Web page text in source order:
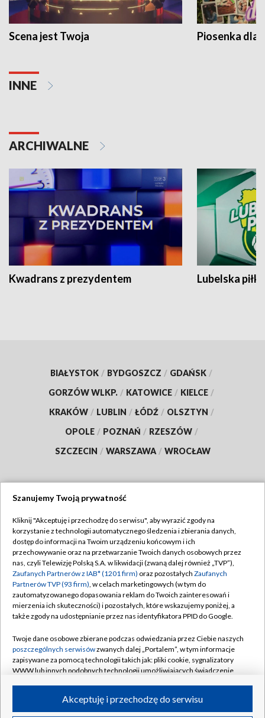
Scena jest Twoja Piosenka dla
INNE
ARCHIWALNE
Kwadrans z prezydentem Lubelska piłka
BIAŁYSTOK / BYDGOSZCZ / GDAŃSK /
GORZÓW WLKP. / KATOWICE / KIELCE /
KRAKÓW / LUBLIN / ŁÓDŹ / OLSZTYN /
OPOLE / POZNAŃ / RZESZÓW /
SZCZECIN / WARSZAWA / WROCŁAW
TVP
Abonament TVP
Emisja w TVP
Centrum informacji TVP
Naziemna Telewizja Cyfrowa
Rada Programowa
System NOS
Informacje o nadawcy
Program dla prasy
Regulamin TVP
Polityka prywatności
Moje zgody
Pomoc
Kontakt
Kanały
Szanujemy Twoją prywatność
Kliknij "Akceptuję i przechodzę do serwisu", aby wyrazić zgody na
korzystanie z technologii automatycznego śledzenia i zbierania danych,
dostęp do informacji na Twoim urządzeniu końcowym i ich
przechowywanie oraz na przetwarzanie Twoich danych osobowych przez
nas, czyli Telewizję Polską S.A. w likwidacji (zwaną dalej również „TVP”),
Zaufanych Partnerów z IAB* (1201 firm) oraz pozostałych Zaufanych
Partnerów TVP (93 firm), w celach marketingowych (w tym do
zautomatyzowanego dopasowania reklam do Twoich zainteresowań i
mierzenia ich skuteczności) i pozostałych, które wskazujemy poniżej, a
także zgody na udostępnianie przez nas identyfikatora PPID do Google.
Twoje dane osobowe zbierane podczas odwiedzania przez Ciebie naszych
poszczególnych serwisówzwanych dalej „Portalem”, w tym informacje
zapisywane za pomocą technologii takich jak: pliki cookie, sygnalizatory
WWW lub innych podobnych technologii umożliwiających świadczenie
ruchu w Internecie.Akceptuję i przechodzę do serwisu